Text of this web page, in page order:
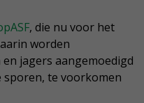
, die nu voor het
worden
jagers aangemoedigd
sporen, te voorkomen